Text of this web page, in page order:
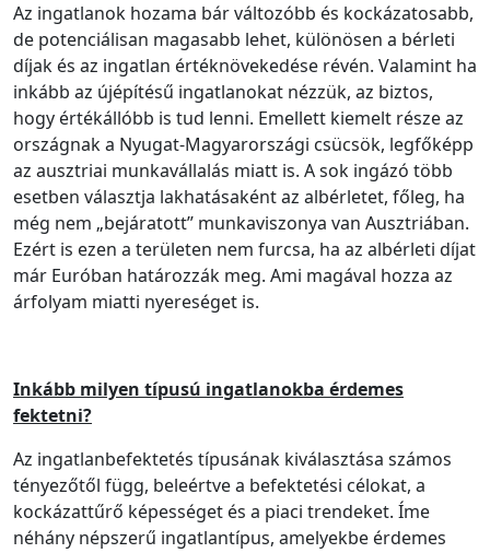
Az ingatlanok hozama bár változóbb és kockázatosabb,
de potenciálisan magasabb lehet, különösen a bérleti
díjak és az ingatlan értéknövekedése révén. Valamint ha
inkább az újépítésű ingatlanokat nézzük, az biztos,
hogy értékállóbb is tud lenni. Emellett kiemelt része az
országnak a Nyugat-Magyarországi csücsök, legfőképp
az ausztriai munkavállalás miatt is. A sok ingázó több
esetben választja lakhatásaként az albérletet, főleg, ha
még nem „bejáratott” munkaviszonya van Ausztriában.
Ezért is ezen a területen nem furcsa, ha az albérleti díjat
már Euróban határozzák meg. Ami magával hozza az
árfolyam miatti nyereséget is.
Inkább milyen típusú ingatlanokba érdemes
fektetni?
Az ingatlanbefektetés típusának kiválasztása számos
tényezőtől függ, beleértve a befektetési célokat, a
kockázattűrő képességet és a piaci trendeket. Íme
néhány népszerű ingatlantípus, amelyekbe érdemes